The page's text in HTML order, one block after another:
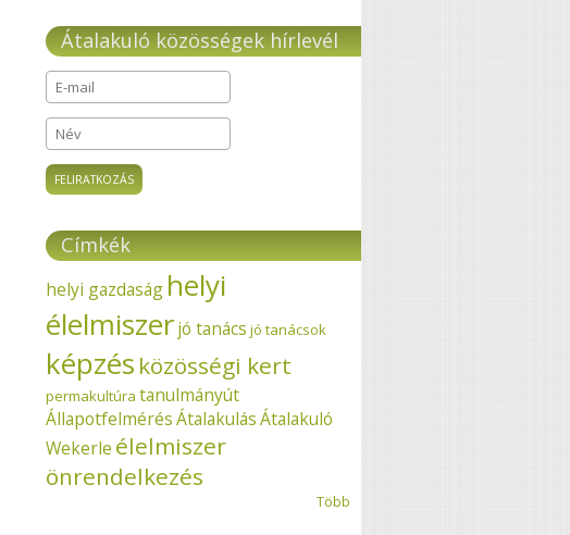
Átalakuló közösségek hírlevél
E-mail*
Név
Címkék
helyi gazdaság helyi
élelmiszerjó tanács jó tanácsok
képzés közösségi kert
permakultúra tanulmányút
ÁllapotfelmérésÁtalakulásÁtalakuló
Wekerle élelmiszer
önrendelkezés
Több